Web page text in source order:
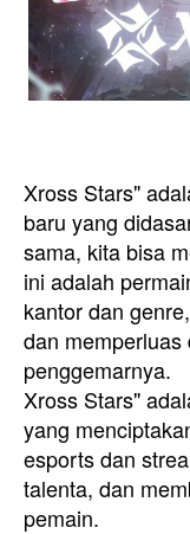
Xross Stars"
baru yang
sama, kita bisa
ini adalah
kantor dan
dan
penggemarnya.
Xross Stars"
yang
esports dan
talenta, dan
pemain.